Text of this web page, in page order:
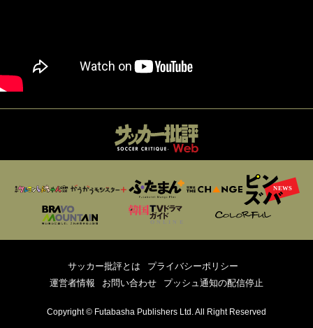
サッカー批評とは
プライバシーポリシー
運営者情報
お問い合わせ プッシュ通知の配信停止
Copyright © Futabasha Publishers Ltd. All Right Reserved